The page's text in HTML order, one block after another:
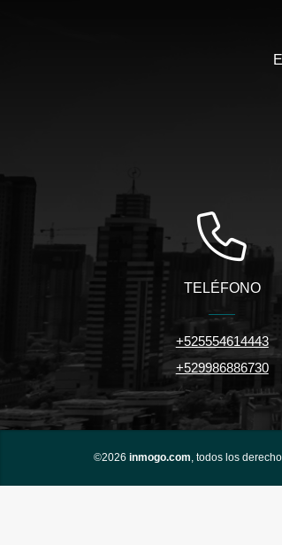
TELÉFONO
+525554614443
+529986886730
©2026 inmogo.com , todos los